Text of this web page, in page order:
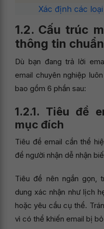
Xác định các
1.2. Cấu trúc
thông tin chuẩn
Dù bạn đang trả lời
email chuyên nghiệp
bao gồm 6 phần sau:
1.2.1. Tiêu đề
mục đích
Tiêu đề email cần thể
để người nhận dễ nhận
Tiêu đề nên ngắn gọn,
dung xác nhận như lịch
hoặc yêu cầu cụ thể.
vì có thể khiến email bị